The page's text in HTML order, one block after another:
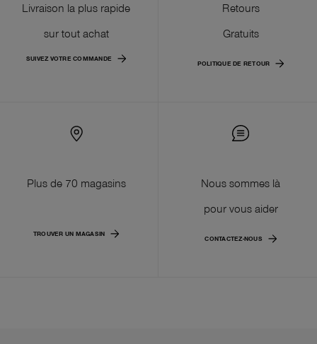
Livraison la plus rapide
sur tout achat
SUIVEZ VOTRE COMMANDE
Retours
Gratuits
POLITIQUE DE RETOUR
Plus de 70 magasins
TROUVER UN MAGASIN
Nous sommes là
pour vous aider
CONTACTEZ-NOUS